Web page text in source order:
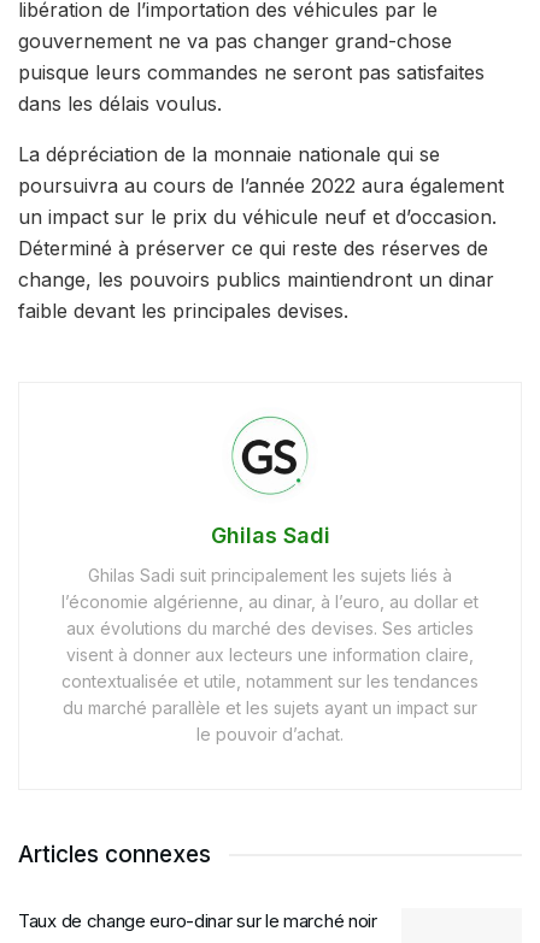
libération de l’importation des véhicules par le
gouvernement ne va pas changer grand-chose
puisque leurs commandes ne seront pas satisfaites
dans les délais voulus.
La dépréciation de la monnaie nationale qui se
poursuivra au cours de l’année 2022 aura également
un impact sur le prix du véhicule neuf et d’occasion.
Déterminé à préserver ce qui reste des réserves de
change, les pouvoirs publics maintiendront un dinar
faible devant les principales devises.
Ghilas Sadi
Ghilas Sadi suit principalement les sujets liés à
l’économie algérienne, au dinar, à l’euro, au dollar et
aux évolutions du marché des devises. Ses articles
visent à donner aux lecteurs une information claire,
contextualisée et utile, notamment sur les tendances
du marché parallèle et les sujets ayant un impact sur
le pouvoir d’achat.
Articles connexes
Taux de change euro-dinar sur le marché noir